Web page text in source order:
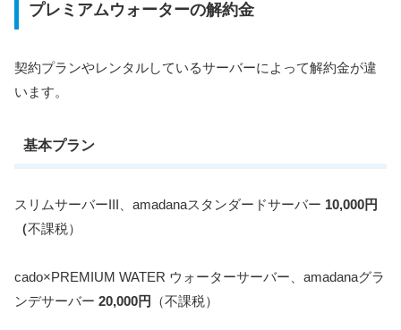
プレミアムウォーターの解約金
契約プランやレンタルしているサーバーによって解約金が違
います。
基本プラン
スリムサーバーIII、amadanaスタンダードサーバー 10,000円
（不課税）
cado×PREMIUM WATER ウォーターサーバー、amadanaグラ
ンデサーバー 20,000円 （不課税）